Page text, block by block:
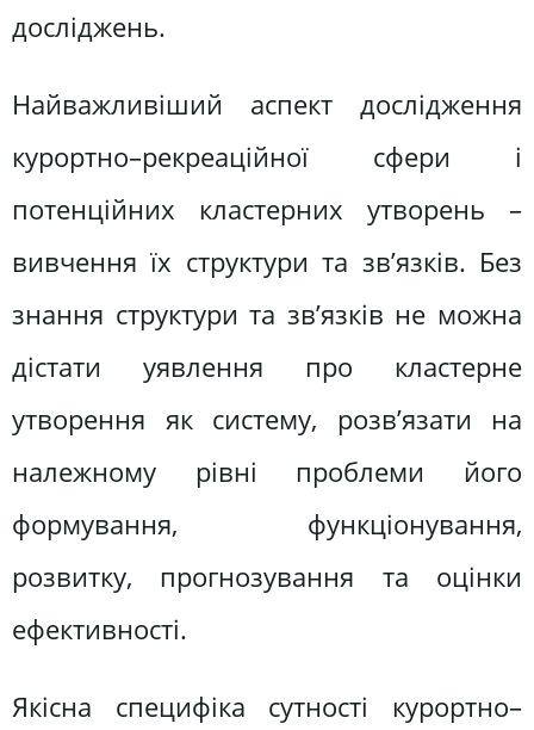
досліджень.
Найважливіший аспект дослідження
курортно–рекреаційної сфери і
потенційних кластерних утворень –
вивчення їх структури та зв’язків. Без
знання структури та зв’язків не можна
дістати уявлення про кластерне
утворення як систему, розв’язати на
належному рівні проблеми його
формування, функціонування,
розвитку, прогнозування та оцінки
ефективності.
Якісна специфіка сутності курортно–